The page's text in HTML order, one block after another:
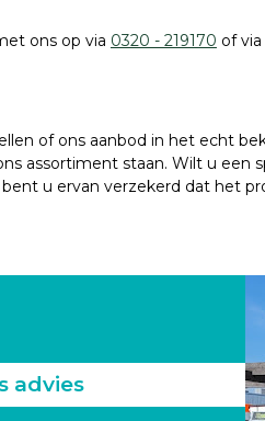
ons op via 0320 - 219170 of via
of ons aanbod in het echt
assortiment staan. Wilt u een
u ervan verzekerd dat het
advies